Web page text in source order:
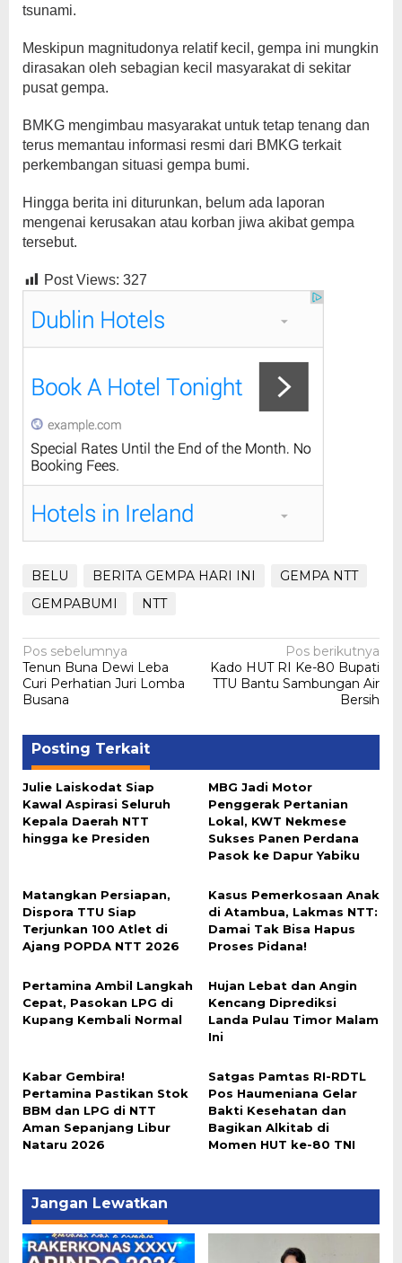
tsunami.
Meskipun magnitudonya relatif kecil, gempa ini mungkin
dirasakan oleh sebagian kecil masyarakat di sekitar
pusat gempa.
BMKG mengimbau masyarakat untuk tetap tenang dan
terus memantau informasi resmi dari BMKG terkait
perkembangan situasi gempa bumi.
Hingga berita ini diturunkan, belum ada laporan
mengenai kerusakan atau korban jiwa akibat gempa
tersebut.
Post Views: 327
BELU BERITA GEMPA HARI INI
GEMPA NTT
GEMPABUMI
NTT
Navigasi
pos
Pos sebelumnya
Tenun Buna Dewi Leba
Curi Perhatian Juri Lomba
Busana
Pos berikutnya
Kado HUT RI Ke-80 Bupati
TTU Bantu Sambungan Air
Bersih
Posting Terkait
Julie Laiskodat Siap
Kawal Aspirasi Seluruh
Kepala Daerah NTT
hingga ke Presiden
MBG Jadi Motor
Penggerak Pertanian
Lokal, KWT Nekmese
Sukses Panen Perdana
Pasok ke Dapur Yabiku
Matangkan Persiapan,
Dispora TTU Siap
Terjunkan 100 Atlet di
Ajang POPDA NTT 2026
Kasus Pemerkosaan Anak
di Atambua, Lakmas NTT:
Damai Tak Bisa Hapus
Proses Pidana!
Pertamina Ambil Langkah
Cepat, Pasokan LPG di
Kupang Kembali Normal
Hujan Lebat dan Angin
Kencang Diprediksi
Landa Pulau Timor Malam
Ini
Kabar Gembira!
Pertamina Pastikan Stok
BBM dan LPG di NTT
Aman Sepanjang Libur
Nataru 2026
Satgas Pamtas RI-RDTL
Pos Haumeniana Gelar
Bakti Kesehatan dan
Bagikan Alkitab di
Momen HUT ke-80 TNI
Jangan Lewatkan